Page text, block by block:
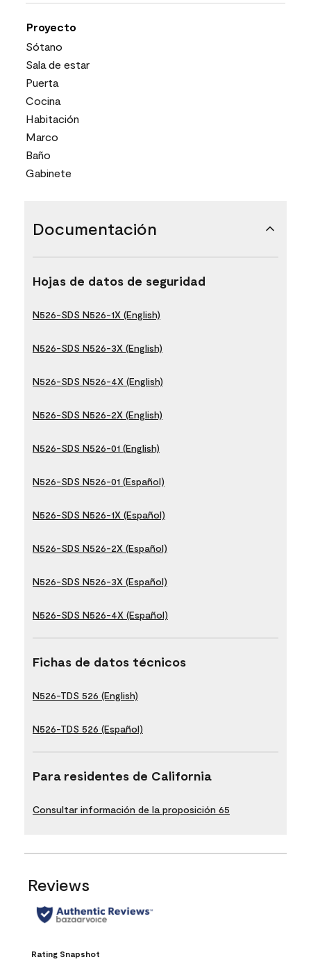
Proyecto
Sótano
Sala de estar
Puerta
Cocina
Habitación
Marco
Baño
Gabinete
Documentación
Hojas de datos de seguridad
N526-SDS N526-1X (English)
N526-SDS N526-3X (English)
N526-SDS N526-4X (English)
N526-SDS N526-2X (English)
N526-SDS N526-01 (English)
N526-SDS N526-01 (Español)
N526-SDS N526-1X (Español)
N526-SDS N526-2X (Español)
N526-SDS N526-3X (Español)
N526-SDS N526-4X (Español)
Fichas de datos técnicos
N526-TDS 526 (English)
N526-TDS 526 (Español)
Para residentes de California
Consultar información de la proposición 65
Reviews
Rating Snapshot